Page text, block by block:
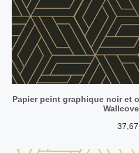
Papier peint graphique noir et
37,67